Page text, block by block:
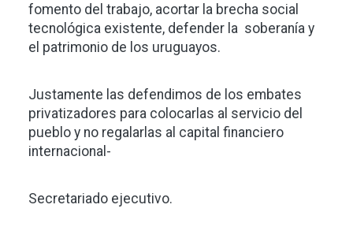
fomento del trabajo, acortar la brecha social
tecnológica existente, defender la soberanía y
el patrimonio de los uruguayos.
Justamente las defendimos de los embates
privatizadores para colocarlas al servicio del
pueblo y no regalarlas al capital financiero
internacional-
Secretariado ejecutivo.